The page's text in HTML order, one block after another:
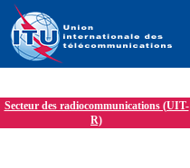
Secteur des radiocommunications (UIT-
R)